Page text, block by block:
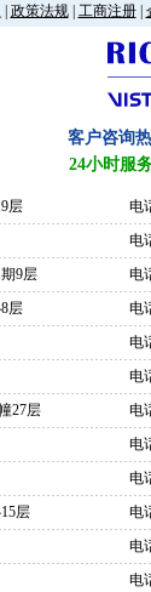
| 政策法规| 工商注册|
客户咨询
24小时服
层 电
电
9层 电
层 电
电
电
27层 电
电
电
层 电
电
电